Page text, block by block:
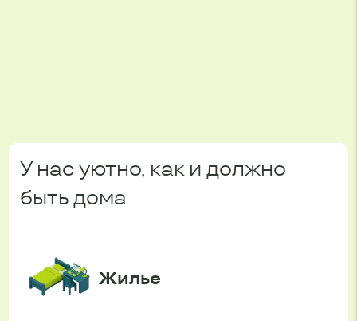
У нас уютно, как и должно
быть дома
Жилье